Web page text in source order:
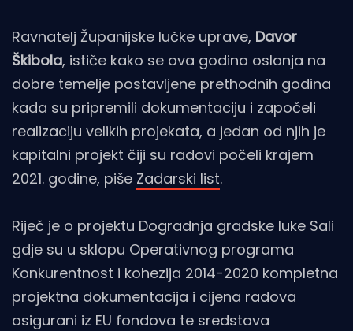
Ravnatelj Županijske lučke uprave, Davor
Škibola, ističe kako se ova godina oslanja na
dobre temelje postavljene prethodnih godina
kada su pripremili dokumentaciju i započeli
realizaciju velikih projekata, a jedan od njih je
kapitalni projekt čiji su radovi počeli krajem
2021. godine, piše Zadarski list.
Riječ je o projektu Dogradnja gradske luke Sali
gdje su u sklopu Operativnog programa
Konkurentnost i kohezija 2014-2020 kompletna
projektna dokumentacija i cijena radova
osigurani iz EU fondova te sredstava